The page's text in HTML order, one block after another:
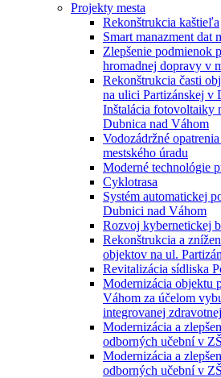
Projekty mesta
Rekonštrukcia kaštieľa
Smart manazment dat
Zlepšenie podmienok
hromadnej dopravy v
Rekonštrukcia časti
na ulici Partizánskej v
Inštalácia fotovoltaiky
Dubnica nad Váhom
Vodozádržné
mestského úradu
Moderné technológie
Cyklotrasa
Systém automatickej
Dubnici nad Váhom
Rozvoj kybernetickej
Rekonštrukcia a
objektov na ul.
Revitalizácia sídliska
Modernizácia objektu
Váhom za účelom
integrovanej
Modernizácia a
odborných učební v
Modernizácia a
odborných učební v